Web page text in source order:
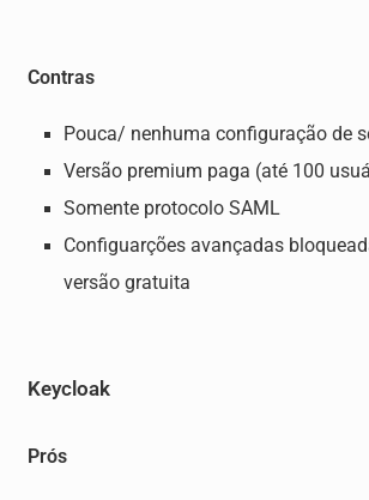
Contras
Pouca/ nenhuma configuração de
Versão premium paga (até 100
Somente protocolo SAML
Configuarções avançadas
versão gratuita
Keycloak
Prós